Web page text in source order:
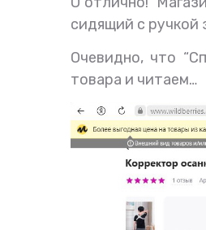
сидящий с ручкой
Очевидно, что
товара и читаем…